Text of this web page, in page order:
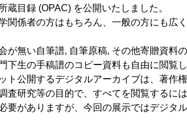
蔵目録 (OPAC) を公開いたしました。
関係者の方はもちろん、一般の方にも広
が無い自筆譜, 自筆原稿, その他寄贈資料
下生の手稿譜のコピー資料も自由に閲覧
ト公開するデジタルアーカイブは、著作
査研究等の目的で、すべてを閲覧するに
要がありますが、今回の展示ではデジタ